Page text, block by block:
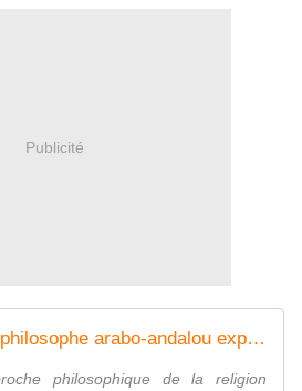
Publicité
Au Moyen-Age, un philosophe arabo-andalou expliquait l'islam libéral
philosophique de la religion